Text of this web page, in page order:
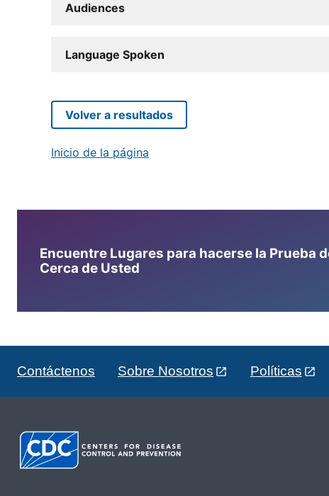
Audiences
Language Spoken
Volver a resultados
Inicio de la página
Encuentre Lugares para hacerse la Prueba
Cerca de Usted
Contáctenos Sobre Nosotros Políticas